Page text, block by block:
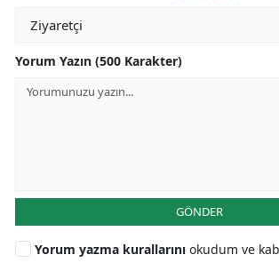
Yorum Yazın (500 Karakter)
GÖNDER
Yorum yazma kurallarını okudum ve